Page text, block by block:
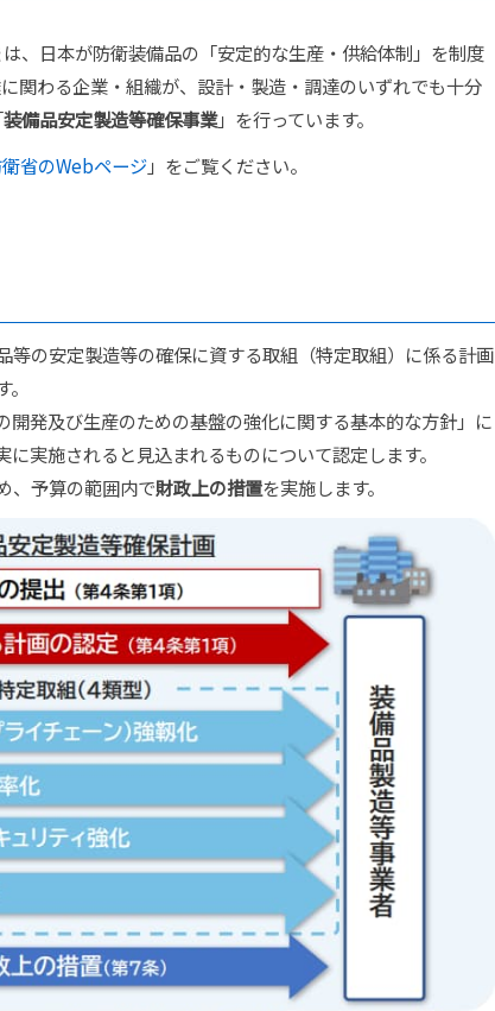
は、日本が防衛装備品の「安定的な生産・供給体制」を制度
関わる企業・組織が、設計・製造・調達のいずれでも十分
装備品安定製造等確保事業」を行っています。
省のWebページ」をご覧ください。
等の安定製造等の確保に資する取組（特定取組）に係る計画
発及び生産のための基盤の強化に関する基本的な方針」に
実施されると見込まれるものについて認定します。
、予算の範囲内で財政上の措置を実施します。